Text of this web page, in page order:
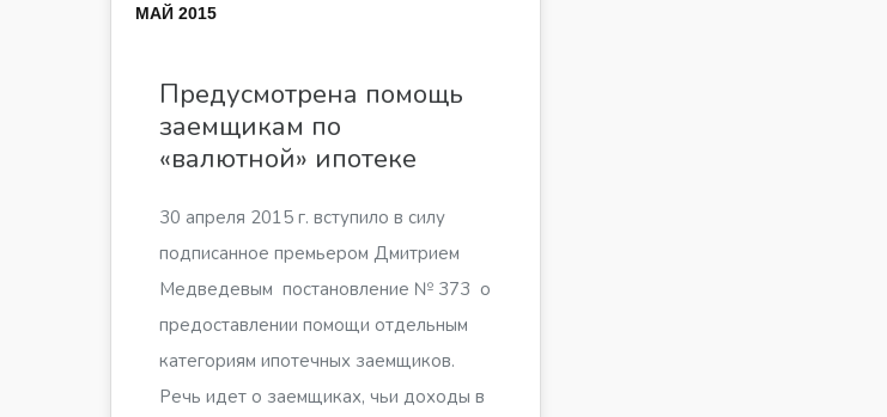
МАЙ 2015
Предусмотрена помощь
заемщикам по
«валютной» ипотеке
30 апреля 2015 г. вступило в силу
подписанное премьером Дмитрием
Медведевым постановление № 373 о
предоставлении помощи отдельным
категориям ипотечных заемщиков.
Речь идет о заемщиках, чьи доходы в